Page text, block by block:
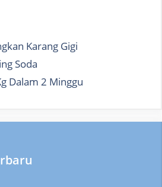
Karang Gigi
Soda
Dalam 2 Minggu